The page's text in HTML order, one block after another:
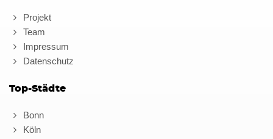
Projekt
Team
Impressum
Datenschutz
Top-Städte
Bonn
Köln